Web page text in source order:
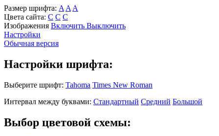
Размер шрифта: A A A
Цвета сайта: С С С
Изображения Включить Выключить
Настройки
Обычная версия
Настройки шрифта:
Выберите шрифт: Tahoma Times New Roman
Интервал между буквами: Стандартный Средний Большой
Выбор цветовой схемы: